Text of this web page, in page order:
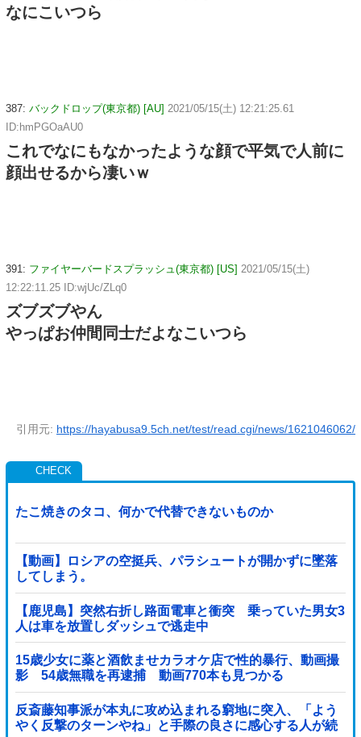
なにこいつら
387: バックドロップ(東京都) [AU] 2021/05/15(土) 12:21:25.61
ID:hmPGOaAU0
これでなにもなかったような顔で平気で人前に
顔出せるから凄いｗ
391: ファイヤーバードスプラッシュ(東京都) [US] 2021/05/15(土)
12:22:11.25 ID:wjUc/ZLq0
ズブズブやん
やっぱお仲間同士だよなこいつら
引用元: https://hayabusa9.5ch.net/test/read.cgi/news/1621046062/
たこ焼きのタコ、何かで代替できないものか
【動画】ロシアの空挺兵、パラシュートが開かずに墜落
してしまう。
【鹿児島】突然右折し路面電車と衝突 乗っていた男女3
人は車を放置しダッシュで逃走中
15歳少女に薬と酒飲ませカラオケ店で性的暴行、動画撮
影 54歳無職を再逮捕 動画770本も見つかる
反斎藤知事派が本丸に攻め込まれる窮地に突入、「よう
やく反撃のターンやね」と手際の良さに感心する人が続